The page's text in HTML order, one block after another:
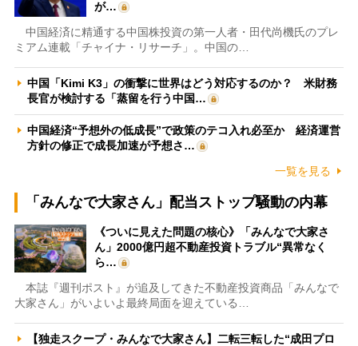
が…
中国経済に精通する中国株投資の第一人者・田代尚機氏のプレ
ミアム連載「チャイナ・リサーチ」。中国の…
中国「Kimi K3」の衝撃に世界はどう対応するのか？ 米財務
長官が検討する「蒸留を行う中国…
中国経済“予想外の低成長”で政策のテコ入れ必至か 経済運営
方針の修正で成長加速が予想さ…
一覧を見る
「みんなで大家さん」配当ストップ騒動の内幕
《ついに見えた問題の核心》「みんなで大家さ
ん」2000億円超不動産投資トラブル“異常なく
ら…
本誌『週刊ポスト』が追及してきた不動産投資商品「みんなで
大家さん」がいよいよ最終局面を迎えている…
【独走スクープ・みんなで大家さん】二転三転した“成田プロ